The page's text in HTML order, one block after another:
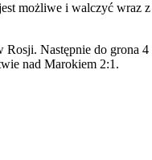
możliwe i walczyć wraz
Następnie do grona
nad Marokiem 2:1.